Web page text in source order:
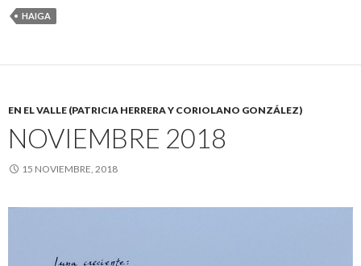
HAIGA
EN EL VALLE (PATRICIA HERRERA Y CORIOLANO GONZÁLEZ)
NOVIEMBRE 2018
15 NOVIEMBRE, 2018